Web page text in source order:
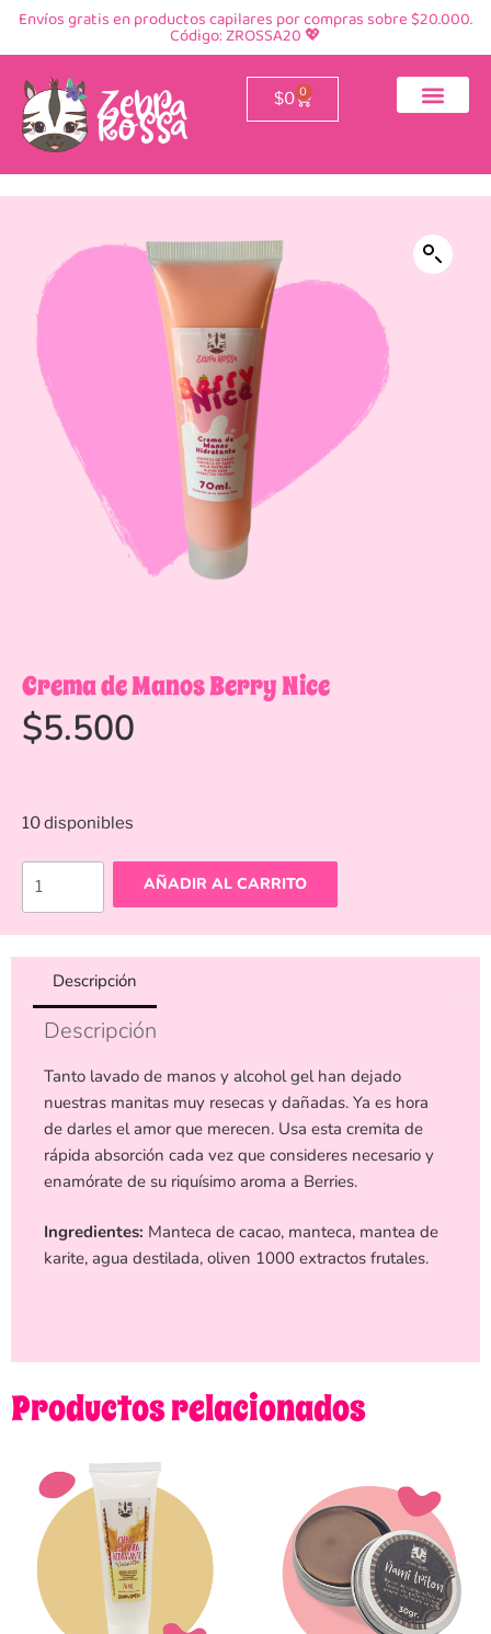
Envíos gratis en productos capilares por compras sobre $20.000.
Código: ZROSSA20 💖
$0 0
Crema de Manos Berry Nice
$5.500
10 disponibles
AÑADIR AL CARRITO
Descripción
Descripción
Tanto lavado de manos y alcohol gel han dejado
nuestras manitas muy resecas y dañadas. Ya es hora
de darles el amor que merecen. Usa esta cremita de
rápida absorción cada vez que consideres necesario y
enamórate de su riquísimo aroma a Berries.
Ingredientes: Manteca de cacao, manteca, mantea de
karite, agua destilada, oliven 1000 extractos frutales.
Productos relacionados